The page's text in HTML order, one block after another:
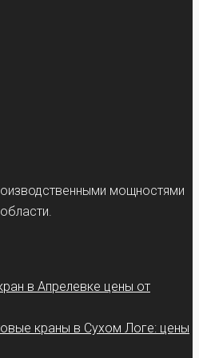
мощностями
в Апрелевке цены от
краны в Сухом Логе: цены